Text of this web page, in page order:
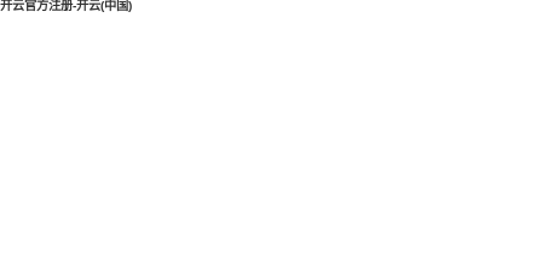
开云官方注册-开云(中国)